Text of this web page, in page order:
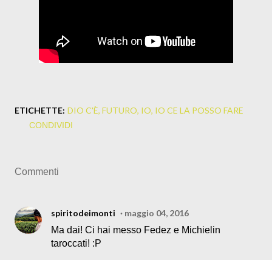
ETICHETTE: DIO C'È FUTURO IO IO CE LA POSSO FARE
CONDIVIDI
Commenti
spiritodeimonti
maggio 04, 2016
Ma dai! Ci hai messo Fedez e Michielin
taroccati! :P